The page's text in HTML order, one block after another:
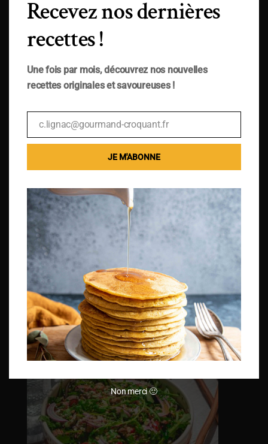
Recevez nos dernières
recettes !
Une fois par mois, découvrez nos nouvelles
recettes originales et savoureuses !
Email
c.lignac@gourmand-croquant.fr
JE M'ABONNE
Non merci 🙂